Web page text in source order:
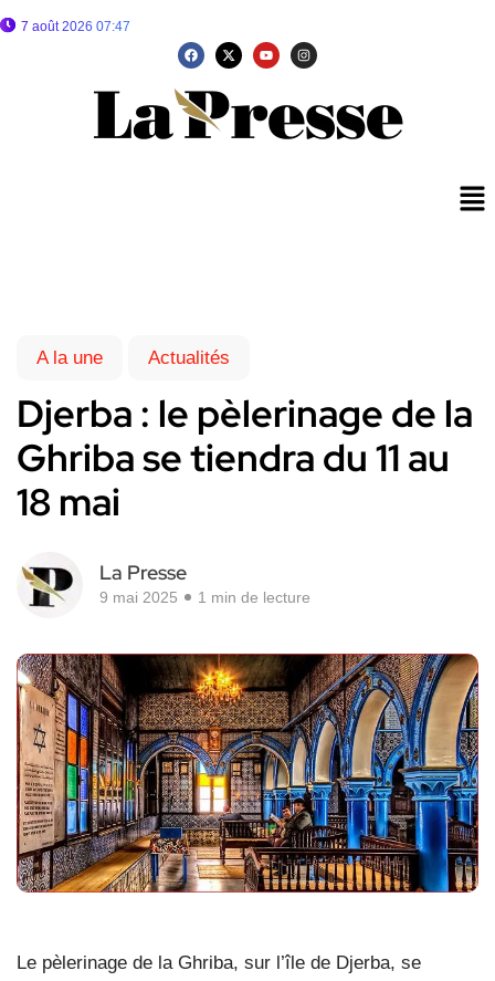
7 août 2026 07:47
A la une Actualités
Djerba : le pèlerinage de la
Ghriba se tiendra du 11 au
18 mai
La Presse
9 mai 2025 1 min de lecture
Le pèlerinage de la Ghriba, sur l’île de Djerba, se